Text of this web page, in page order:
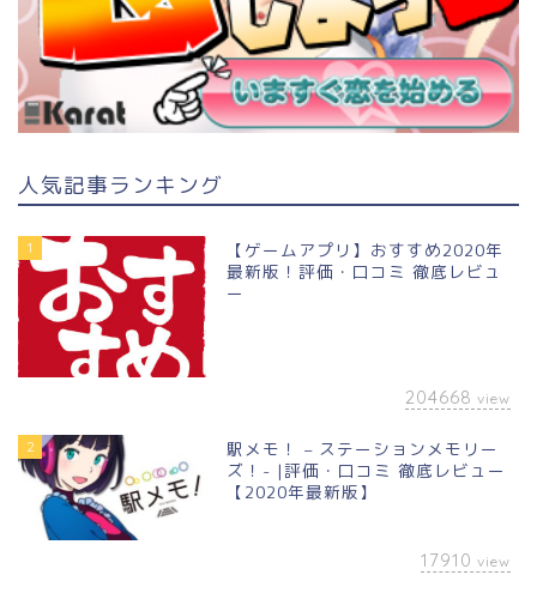
人気記事ランキング
1
【ゲームアプリ】おすすめ2020年
最新版！評価・口コミ 徹底レビュ
ー
204668 view
2
駅メモ！ – ステーションメモリー
ズ！- |評価・口コミ 徹底レビュー
【2020年最新版】
17910 view